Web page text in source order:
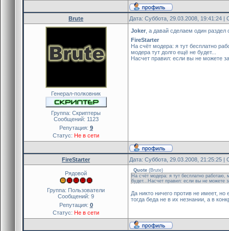
Brute Дата: Суббота, 29.03.2008, 19:41:24
Генерал-полковник
Группа: Скриптеры
Сообщений: 1123
Репутация: 9
Статус: Не в сети
Joker , а давай сделаем один
FireStarter
На счёт модера: я тут бесплатно
модера тут долго ещё не будет...
Насчет правил: если вы не можете
FireStarter Дата: Суббота, 29.03.2008, 21:25:25
Рядовой
Группа: Пользователи
Сообщений: 9
Репутация: 0
Статус: Не в сети
Quote (Brute)
На счёт модера: я тут бесплатно работаю,
будет...Насчет правил: если вы не можете
Да никто ничего против не имеет,
тогда беда не в их незнании, а в